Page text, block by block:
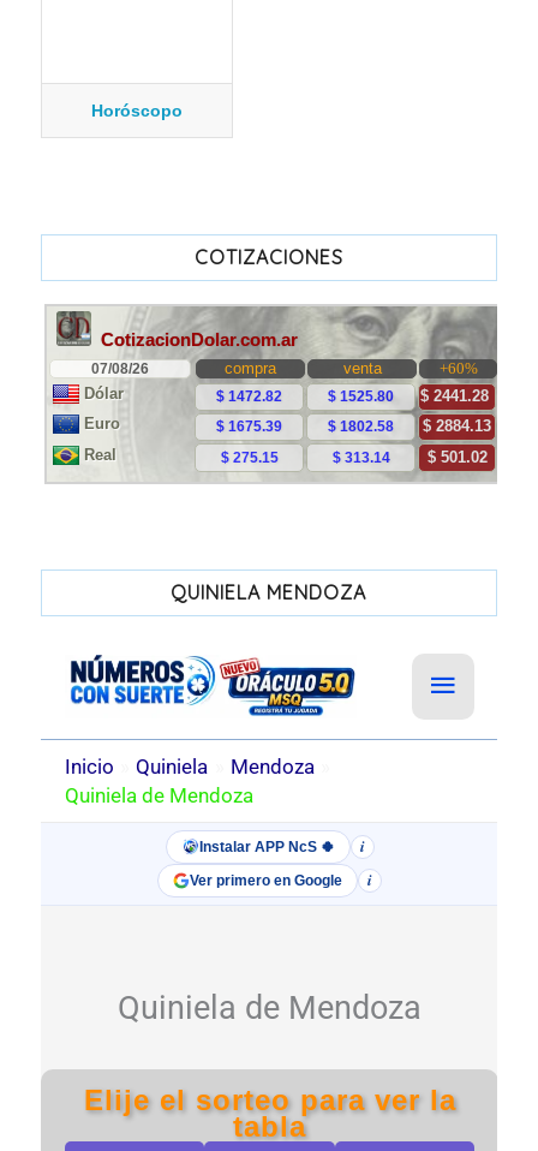
Horóscopo
COTIZACIONES
QUINIELA MENDOZA